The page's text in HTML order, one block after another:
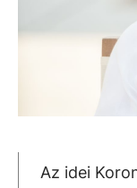
Az idei